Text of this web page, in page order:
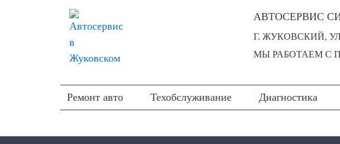
АВТОСЕРВИС
Г. ЖУКОВСКИЙ,
МЫ РАБОТАЕМ С
Ремонт авто Техобслуживание Диагностика